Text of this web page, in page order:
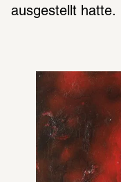
ausge­stellt hatte.